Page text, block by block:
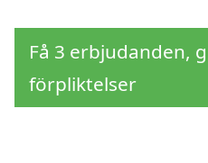
Få 3 erbjudanden,
förpliktelser